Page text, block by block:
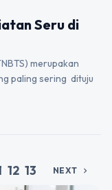
Seru di
merupakan
paling sering dituju
12 13 NEXT chevron_right